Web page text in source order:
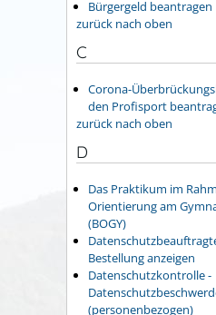
Bürgergeld beantragen
zurück nach oben
C
Corona-
den Profisport
zurück nach oben
D
Das Praktikum im
Orientierung am
(BOGY)
Bestellung anzeigen
Datenschutzkontrolle -
(personenbezogen)